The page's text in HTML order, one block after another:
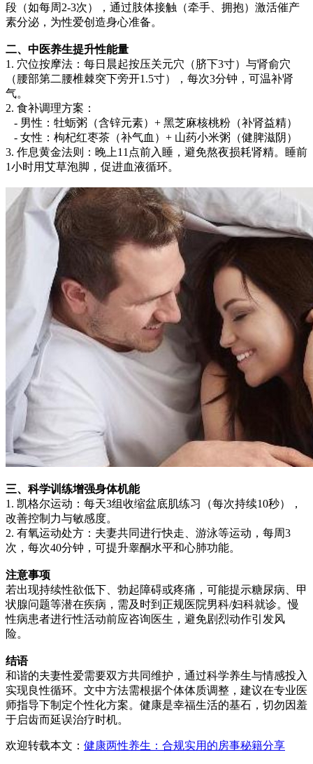
段（如每周2-3次），通过肢体接触（牵手、拥抱）激活催产
素分泌，为性爱创造身心准备。
二、中医养生提升性能量
1. 穴位按摩法：每日晨起按压关元穴（脐下3寸）与肾俞穴
（腰部第二腰椎棘突下旁开1.5寸），每次3分钟，可温补肾
气。
2. 食补调理方案：
- 男性：牡蛎粥（含锌元素）+ 黑芝麻核桃粉（补肾益精）
- 女性：枸杞红枣茶（补气血）+ 山药小米粥（健脾滋阴）
3. 作息黄金法则：晚上11点前入睡，避免熬夜损耗肾精。睡前
1小时用艾草泡脚，促进血液循环。
三、科学训练增强身体机能
1. 凯格尔运动：每天3组收缩盆底肌练习（每次持续10秒），
改善控制力与敏感度。
2. 有氧运动处方：夫妻共同进行快走、游泳等运动，每周3
次，每次40分钟，可提升睾酮水平和心肺功能。
注意事项
若出现持续性欲低下、勃起障碍或疼痛，可能提示糖尿病、甲
状腺问题等潜在疾病，需及时到正规医院男科/妇科就诊。慢
性病患者进行性活动前应咨询医生，避免剧烈动作引发风
险。
结语
和谐的夫妻性爱需要双方共同维护，通过科学养生与情感投入
实现良性循环。文中方法需根据个体体质调整，建议在专业医
师指导下制定个性化方案。健康是幸福生活的基石，切勿因羞
于启齿而延误治疗时机。
欢迎转载本文： 健康两性养生：合规实用的房事秘籍分享